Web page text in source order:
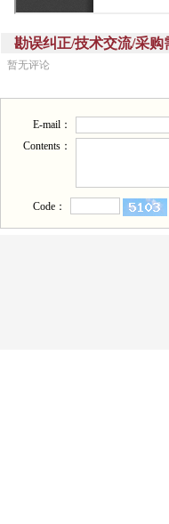
勘误纠正/技术交流/采购
暂无评论
E-mail：
Contents：
Code：